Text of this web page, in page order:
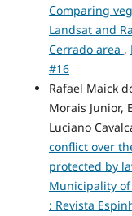
Comparing
Landsat and
Cerrado area ,
#16
Rafael Maick
Morais Junior,
Luciano
conflict over
protected by
Municipality
: Revista